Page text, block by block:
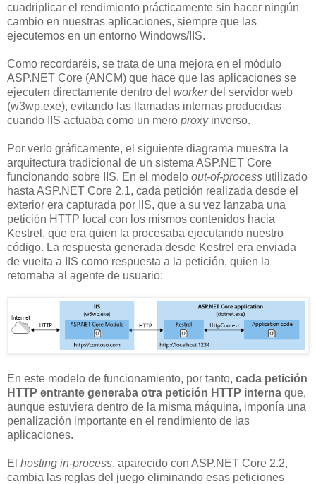
cuadriplicar el rendimiento prácticamente sin hacer ningún
cambio en nuestras aplicaciones, siempre que las
ejecutemos en un entorno Windows/IIS.
Como recordaréis, se trata de una mejora en el módulo
ASP.NET Core (ANCM) que hace que las aplicaciones se
ejecuten directamente dentro del workerdel servidor web
(w3wp.exe), evitando las llamadas internas producidas
cuando IIS actuaba como un mero proxyinverso.
Por verlo gráficamente, el siguiente diagrama muestra la
arquitectura tradicional de un sistema ASP.NET Core
funcionando sobre IIS. En el modelo out-of-process utilizado
hasta ASP.NET Core 2.1, cada petición realizada desde el
exterior era capturada por IIS, que a su vez lanzaba una
petición HTTP local con los mismos contenidos hacia
Kestrel, que era quien la procesaba ejecutando nuestro
código. La respuesta generada desde Kestrel era enviada
de vuelta a IIS como respuesta a la petición, quien la
retornaba al agente de usuario:
En este modelo de funcionamiento, por tanto, cada petición
HTTP entrante generaba otra petición HTTP interna que,
aunque estuviera dentro de la misma máquina, imponía una
penalización importante en el rendimiento de las
aplicaciones.
El hosting in-process, aparecido con ASP.NET Core 2.2,
cambia las reglas del juego eliminando esas peticiones